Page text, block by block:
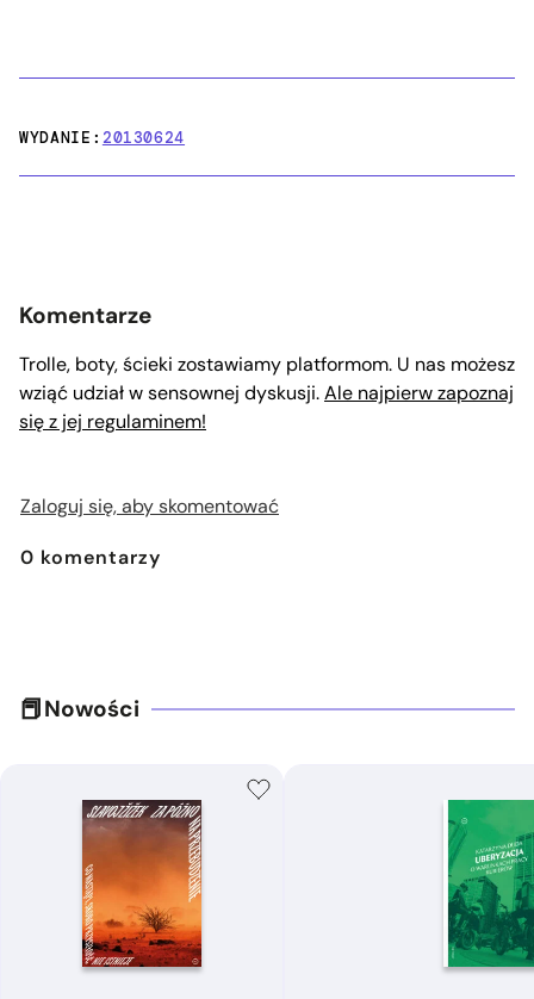
WYDANIE:20130624
Komentarze
Trolle, boty, ścieki zostawiamy platformom. U nas możesz
wziąć udział w sensownej dyskusji.Ale najpierw zapoznaj
się z jej regulaminem!
Zaloguj się, aby skomentować
0 komentarzy
Nowości